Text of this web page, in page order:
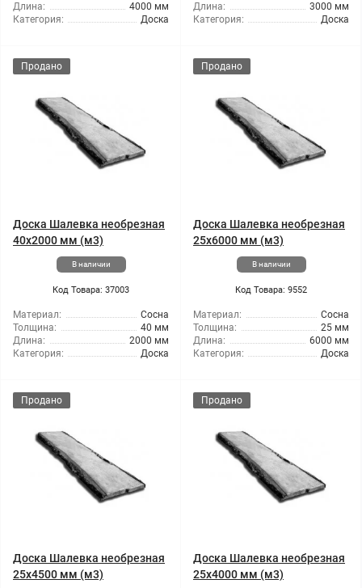
Длина:
4000 мм
Категория:
Доска
Длина:
3000 мм
Категория:
Доска
Продано
Доска Шалевка необрезная
40x2000 мм (м3)
В наличии
Код Товара: 37003
Материал:
Сосна
Толщина:
40 мм
Длина:
2000 мм
Категория:
Доска
Продано
Доска Шалевка необрезная
25x6000 мм (м3)
В наличии
Код Товара: 9552
Материал:
Сосна
Толщина:
25 мм
Длина:
6000 мм
Категория:
Доска
Продано
Доска Шалевка необрезная
25x4500 мм (м3)
Продано
Доска Шалевка необрезная
25x4000 мм (м3)